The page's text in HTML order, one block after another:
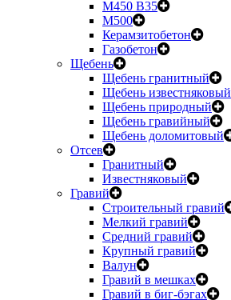
М450 B35
М500
Керамзитобетон
Газобетон
Щебень
Щебень гранитный
Щебень известняковый
Щебень природный
Щебень гравийный
Щебень доломитовый
Отсев
Гранитный
Известняковый
Гравий
Строительный гравий
Мелкий гравий
Средний гравий
Крупный гравий
Валун
Гравий в мешках
Гравий в биг-бэгах